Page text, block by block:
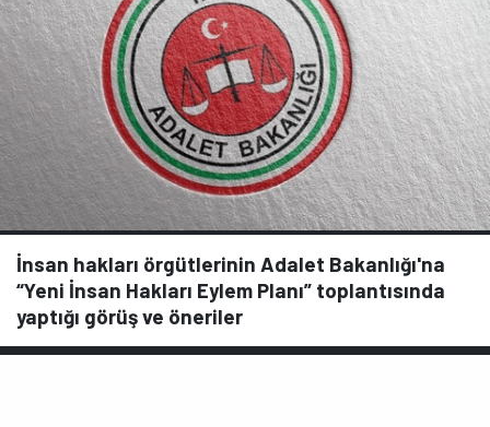
İnsan hakları örgütlerinin Adalet Bakanlığı'na
“Yeni İnsan Hakları Eylem Planı” toplantısında
yaptığı görüş ve öneriler